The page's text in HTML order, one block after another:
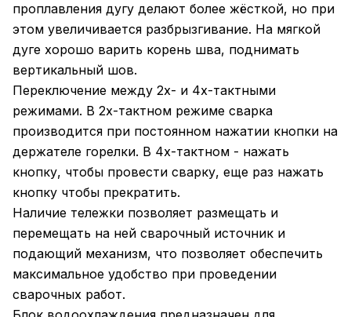
проплавления дугу делают более жёсткой, но при
этом увеличивается разбрызгивание. На мягкой
дуге хорошо варить корень шва, поднимать
вертикальный шов.
Переключение между 2х- и 4х-тактными
режимами. В 2х-тактном режиме сварка
производится при постоянном нажатии кнопки на
держателе горелки. В 4х-тактном - нажать
кнопку, чтобы провести сварку, еще раз нажать
кнопку чтобы прекратить.
Наличие тележки позволяет размещать и
перемещать на ней сварочный источник и
подающий механизм, что позволяет обеспечить
максимальное удобство при проведении
сварочных работ.